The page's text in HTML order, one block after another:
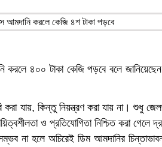
৪০০ টাকা কেজি পড়বে বলে জানিয়েছেন
যায়, কিন্তু নিয়ন্ত্রণ করা যায় না। শুধু
ও প্রতিযোগিতা নিশ্চিত করা গেলে
না হলে অচিরেই ডিম আমদানির